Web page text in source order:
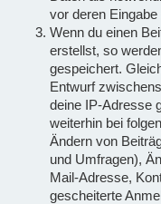
vor deren
Wenn du einen
erstellst, so
gespeichert.
Entwurf
deine IP-Adresse
weiterhin bei
Ändern von
und Umfragen),
Mail-Adresse,
gescheiterte